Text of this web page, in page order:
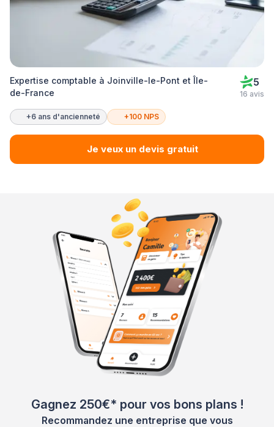
Expertise comptable à Joinville-le-Pont et Île-
de-France
5
16 avis
+6 ans d'ancienneté +100 NPS
Je veux un devis gratuit
Gagnez 250€* pour vos bons plans !
Recommandez une entreprise que vous